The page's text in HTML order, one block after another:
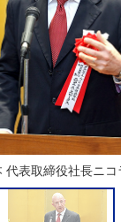
代表取締役社長ニ